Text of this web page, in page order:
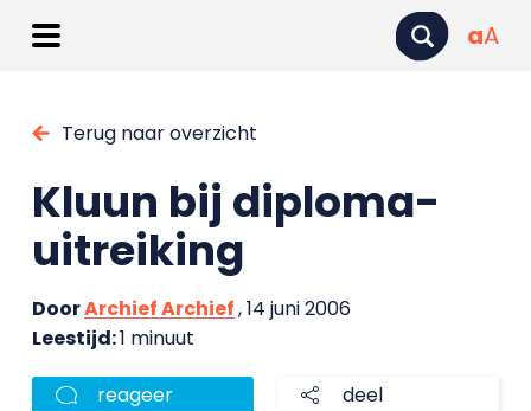
aA
Terug naar overzicht
Kluun bij diploma-
uitreiking
DoorArchief Archief, 14 juni 2006
Leestijd:1 minuut
reageer deel